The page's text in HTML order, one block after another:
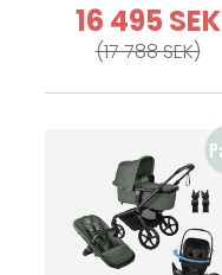
16 495 SEK
(17 788 SEK)